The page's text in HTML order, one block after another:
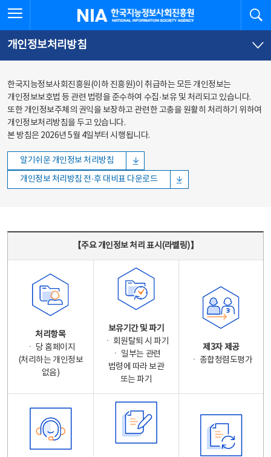
바로가기
바로가기
한국지능정보사회진흥원
개인정보처리방침
한국지능정보사회진흥원(이하 진흥원)이 취급하는 모든 개인정보는
개인정보보호법 등 관련 법령을 준수하여 수집·보유 및 처리되고 있습니다.
또한 개인정보주체의 권익을 보장하고 관련한 고충을 원활히 처리하기 위하여
개인정보처리방침을 두고 있습니다.
본 방침은 2026년 5월 4일부터 시행됩니다.
알기쉬운 개인정보 처리방침
개인정보 처리방침 전·후 대비표 다운로드
【주요 개인정보 처리 표시(라벨링)】
처리항목
ㆍ 당 홈페이지
(처리하는 개인정보
없음)
보유기간 및 파기
ㆍ 회원탈퇴 시 파기
ㆍ 일부는 관련
법령에 따라 보관
또는 파기
제3자 제공
ㆍ 종합청렴도평가